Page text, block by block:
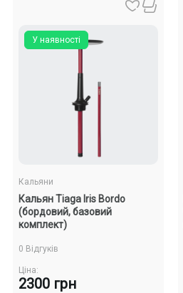
У наявності
Кальяни
Кальян Tiaga Iris Bordo
(бордовий, базовий
комплект)
0 Відгуків
Ціна:
2300 грн